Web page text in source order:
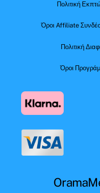
Πολιτική
Όροι Affiliate
Πολιτική
Όροι